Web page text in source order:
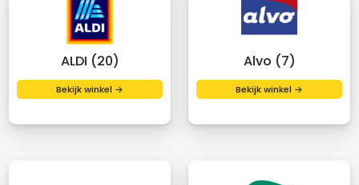
ALDI (20)
Bekijk winkel →
Alvo (7)
Bekijk winkel →